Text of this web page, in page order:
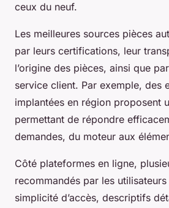
ceux du neuf.
Les meilleures sources pièces
par leurs certifications, leur
l’origine des pièces, ainsi que
service client. Par exemple, des
implantées en région proposent
permettant de répondre
demandes, du moteur aux
Côté plateformes en ligne,
recommandés par les
simplicité d’accès, descriptifs